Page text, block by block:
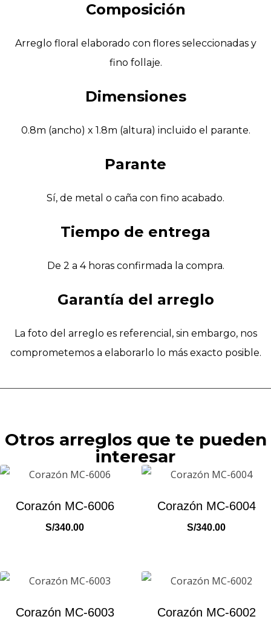
Composición
Arreglo floral elaborado con flores seleccionadas y
fino follaje.
Dimensiones
0.8m (ancho) x 1.8m (altura) incluido el parante.
Parante
Sí, de metal o caña con fino acabado.
Tiempo de entrega
De 2 a 4 horas confirmada la compra.
Garantía del arreglo
La foto del arreglo es referencial, sin embargo, nos
comprometemos a elaborarlo lo más exacto posible.
Otros arreglos que te pueden
interesar
Corazón MC-6006
S/340.00
Corazón MC-6004
S/340.00
Corazón MC-6003 Corazón MC-6002